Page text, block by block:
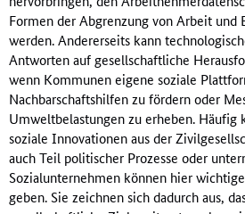
Formen der Abgrenzung von Arbeit und
werden. Andererseits kann
Antworten auf gesellschaftliche
wenn Kommunen eigene soziale
Nachbarschaftshilfen zu fördern oder
Umweltbelastungen zu erheben.
soziale Innovationen aus der
auch Teil politischer Prozesse oder
Sozialunternehmen können hier
geben. Sie zeichnen sich dadurch aus,